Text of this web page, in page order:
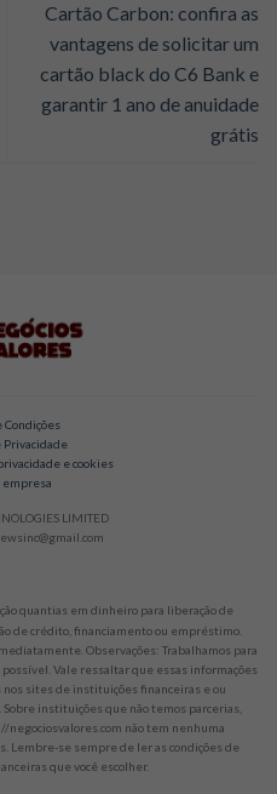
Cartão Carbon: confira as
vantagens de solicitar um
cartão black do C6 Bank e
garantir 1 ano de anuidade
grátis
Condições
Privacidade
e cookies
empresa
LIMITED
quantias em dinheiro para liberação de
de crédito, financiamento ou empréstimo.
Observações: Trabalhamos para
Vale ressaltar que essas informações
sites de instituições financeiras e ou
instituições que não temos parcerias,
não tem nenhuma
Lembre-se sempre de ler as condições de
que você escolher.